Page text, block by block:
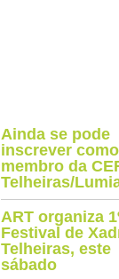
Ainda se pode
inscrever como
membro da
Telheiras/
ART organiza
Festival de
Telheiras, este
sábado